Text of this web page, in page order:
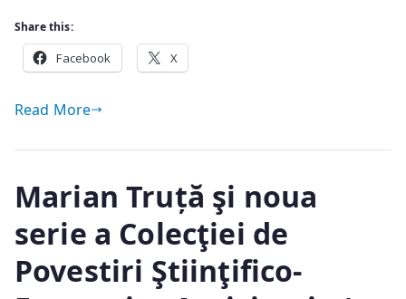
(nr.
Share this:
Facebook X
Read More
Marian Truță şi noua
serie a Colecţiei de
Povestiri Ştiinţifico-